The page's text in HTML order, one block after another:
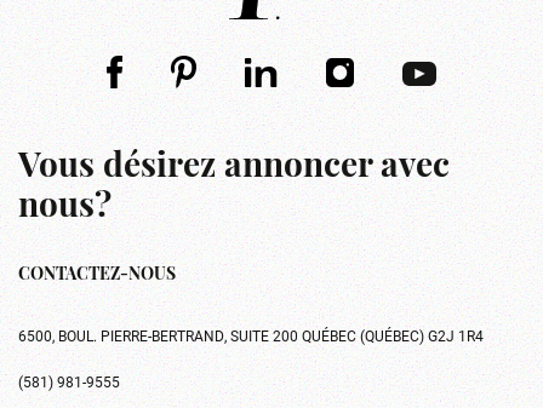
Vous désirez annoncer avec
nous?
CONTACTEZ-NOUS
6500, BOUL. PIERRE-BERTRAND, SUITE 200 QUÉBEC (QUÉBEC) G2J 1R4
(581) 981-9555